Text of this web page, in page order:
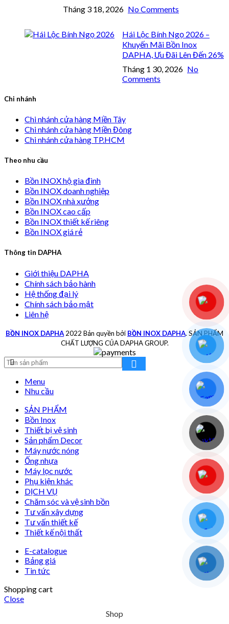
Tháng 3 18, 2026 No Comments
Hái Lộc Bính Ngọ 2026 –
Khuyến Mãi Bồn Inox
DAPHA, Ưu Đãi Lên Đến 26%
Tháng 1 30, 2026 No
Comments
Chi nhánh
Chi nhánh cửa hàng Miền Tây
Chi nhánh cửa hàng Miền Đông
Chi nhánh cửa hàng TP.HCM
Theo nhu cầu
Bồn INOX hộ gia đình
Bồn INOX doanh nghiệp
Bồn INOX nhà xưởng
Bồn INOX cao cấp
Bồn INOX thiết kế riêng
Bồn INOX giá rẻ
Thông tin DAPHA
Giới thiệu DAPHA
Chính sách bảo hành
Hệ thống đại lý
Chính sách bảo mật
Liên hệ
BỒN INOX DAPHA 2022 Bản quyền bởi BỒN INOX DAPHA. SẢN PHẨM
CHẤT LƯỢNG CỦA DAPHA GROUP.
Menu
Nhu cầu
SẢN PHẨM
Bồn Inox
Thiết bị vệ sinh
Sản phẩm Decor
Máy nước nóng
Ống nhựa
Máy lọc nước
Phụ kiện khác
DỊCH VỤ
Chăm sóc và vệ sinh bồn
Tư vấn xây dựng
Tư vấn thiết kế
Thiết kế nội thất
E-catalogue
Bảng giá
Tin tức
Shopping cart
Close
Shop